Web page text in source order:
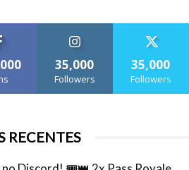
35,000
Followers
35,000
Followers
RECENTES